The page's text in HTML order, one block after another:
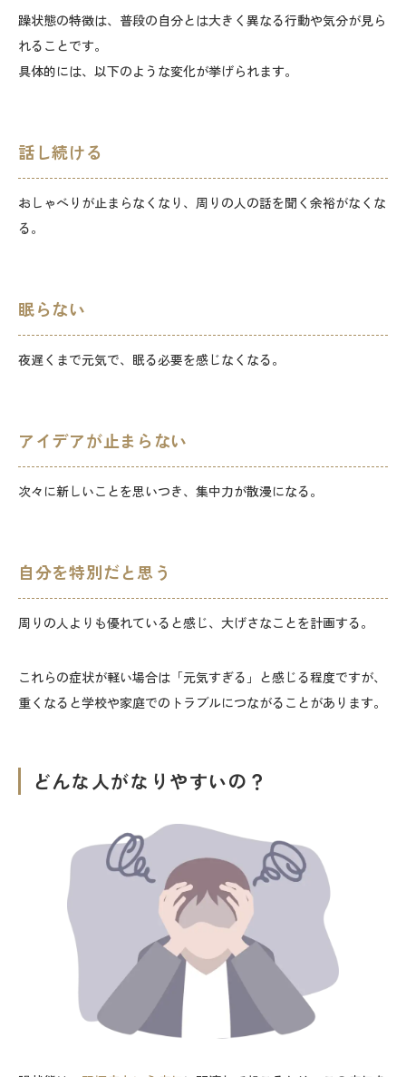
躁状態の特徴は、普段の自分とは大きく異なる行動や気分が見ら
れることです。
具体的には、以下のような変化が挙げられます。
話し続ける
おしゃべりが止まらなくなり、周りの人の話を聞く余裕がなくな
る。
眠らない
夜遅くまで元気で、眠る必要を感じなくなる。
アイデアが止まらない
次々に新しいことを思いつき、集中力が散漫になる。
自分を特別だと思う
周りの人よりも優れていると感じ、大げさなことを計画する。
これらの症状が軽い場合は「元気すぎる」と感じる程度ですが、
重くなると学校や家庭でのトラブルにつながることがあります。
どんな人がなりやすいの？